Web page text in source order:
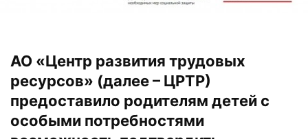
АО «Центр развития трудовых
ресурсов» (далее – ЦРТР)
предоставило родителям детей с
особыми потребностями